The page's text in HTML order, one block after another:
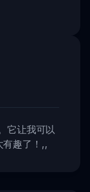
它让我可以
趣了！ ,,